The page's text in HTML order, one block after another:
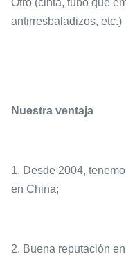
Otro (cinta, tubo que
antirresbaladizos, etc.)
Nuestra ventaja
1. Desde 2004,
en China;
2. Buena reputación